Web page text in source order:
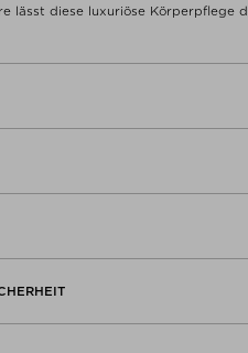
lässt diese luxuriöse Körperpflege